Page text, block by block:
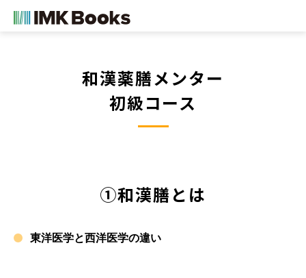
和漢薬膳メンター
初級コース
①和漢膳とは
東洋医学と西洋医学の違い